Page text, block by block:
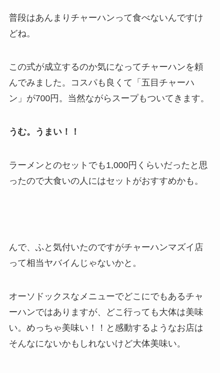
普段はあんまりチャーハンって食べないんですけ
どね。
この式が成立するのか気になってチャーハンを頼
んでみました。コスパも良くて「五目チャーハ
ン」が700円。当然ながらスープもついてきます。
うむ。うまい！！
ラーメンとのセットでも1,000円くらいだったと思
ったので大食いの人にはセットがおすすめかも。
んで、ふと気付いたのですがチャーハンマズイ店
って相当ヤバイんじゃないかと。
オーソドックスなメニューでどこにでもあるチャ
ーハンではありますが、どこ行っても大体は美味
い。めっちゃ美味い！！と感動するようなお店は
そんなにないかもしれないけど大体美味い。